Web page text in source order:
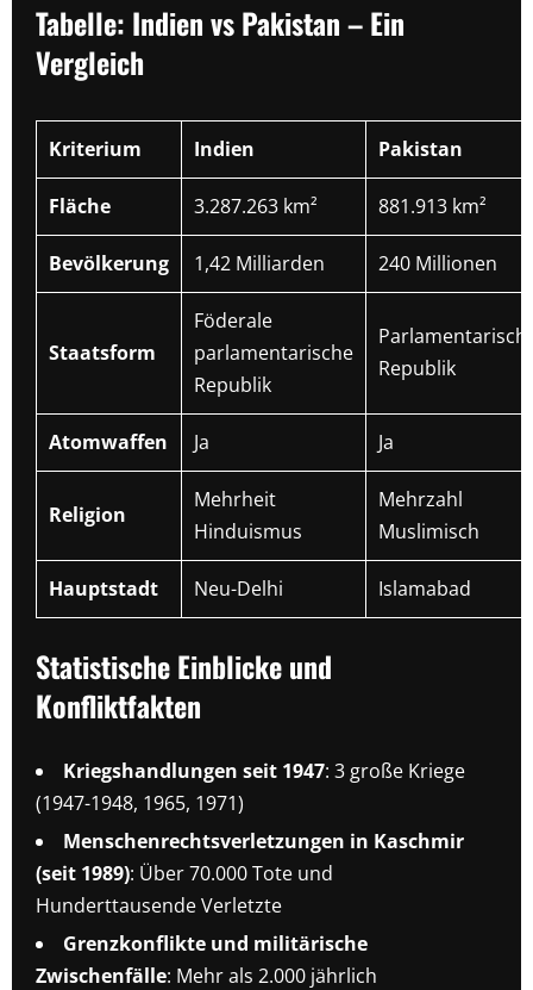
Tabelle: Indien vs Pakistan – Ein
Vergleich
Kriterium Indien Pakistan
Fläche 3.287.263 km² 881.913 km²
Bevölkerung 1,42 Milliarden 240 Millionen
Staatsform
Föderale
parlamentarische
Republik
Republik
Atomwaffen Ja Ja
Religion
Mehrheit
Hinduismus
Mehrzahl
Muslimisch
Hauptstadt Neu-Delhi Islamabad
Statistische Einblicke und
Konfliktfakten
Kriegshandlungen seit 1947: 3 große Kriege
(1947-1948, 1965, 1971)
Menschenrechtsverletzungen in Kaschmir
(seit 1989): Über 70.000 Tote und
Hunderttausende Verletzte
Grenzkonflikte und militärische
Zwischenfälle: Mehr als 2.000 jährlich